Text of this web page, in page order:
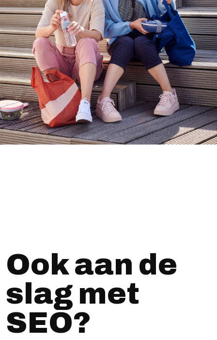
Ook aan de
slag met
SEO?